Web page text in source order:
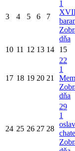
3 4 5 6 7
1
dňa
10 11 12 13 14 15
17 18 19 20 21
22
1
dňa
24 25 26 27 28
29
1
chate